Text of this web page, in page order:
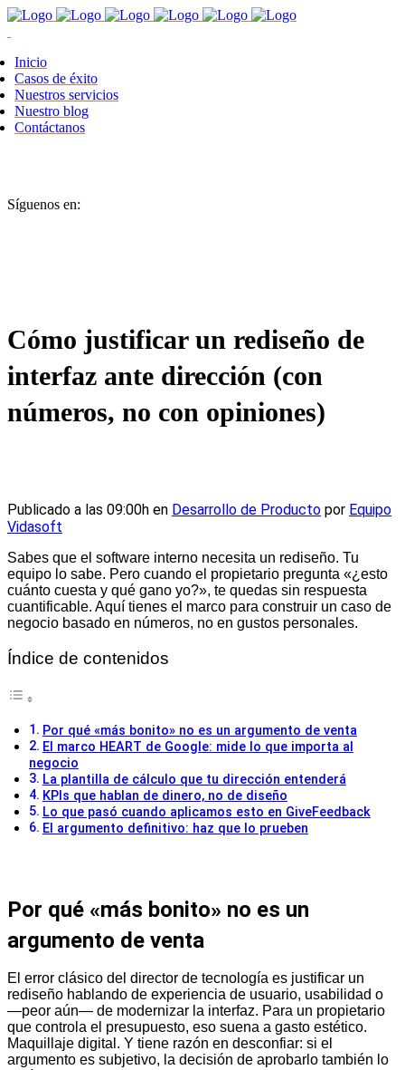
Inicio
Casos de éxito
Nuestros servicios
Nuestro blog
Contáctanos
Síguenos en:
Cómo justificar un rediseño de
interfaz ante dirección (con
números, no con opiniones)
Publicado a las 09:00h en Desarrollo de Producto por Equipo
Vidasoft
Sabes que el software interno necesita un rediseño. Tu
equipo lo sabe. Pero cuando el propietario pregunta «¿esto
cuánto cuesta y qué gano yo?», te quedas sin respuesta
cuantificable. Aquí tienes el marco para construir un caso de
negocio basado en números, no en gustos personales.
Índice de contenidos
Por qué «más bonito» no es un argumento de venta
El marco HEART de Google: mide lo que importa al
negocio
La plantilla de cálculo que tu dirección entenderá
KPIs que hablan de dinero, no de diseño
Lo que pasó cuando aplicamos esto en GiveFeedback
El argumento definitivo: haz que lo prueben
Por qué «más bonito» no es un
argumento de venta
El error clásico del director de tecnología es justificar un
rediseño hablando de experiencia de usuario, usabilidad o
—peor aún— de modernizar la interfaz. Para un propietario
que controla el presupuesto, eso suena a gasto estético.
Maquillaje digital. Y tiene razón en desconfiar: si el
argumento es subjetivo, la decisión de aprobarlo también lo